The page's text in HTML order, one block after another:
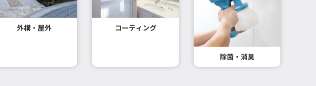
外構・屋外 コーティング
除菌・消臭